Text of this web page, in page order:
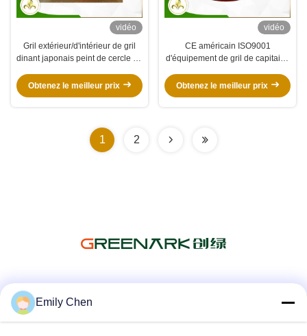
vidéo
Gril extérieur/d'intérieur de gril
dinant japonais peint de cercle en
Obtenez le meilleur prix
vidéo
CE américain ISO9001
d'équipement de gril de capitaine
Obtenez le meilleur prix
1 2
Emily Chen